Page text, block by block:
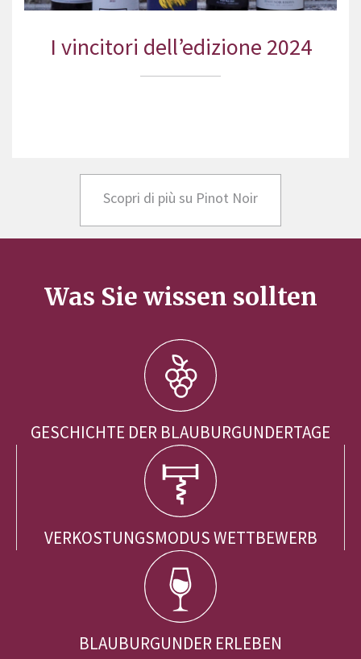
I vincitori dell’edizione 2024
Scopri di più su Pinot Noir
Was Sie wissen sollten
GESCHICHTE DER BLAUBURGUNDERTAGE
VERKOSTUNGSMODUS WETTBEWERB
BLAUBURGUNDER ERLEBEN